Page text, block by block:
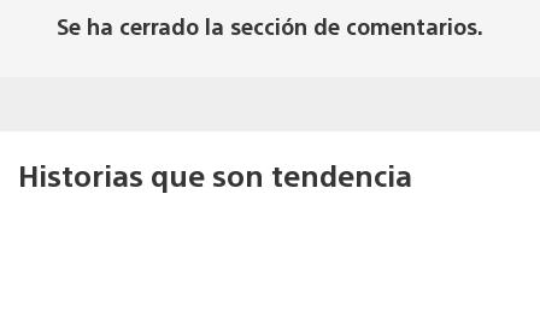
Se ha cerrado la sección de comentarios.
Historias que son tendencia